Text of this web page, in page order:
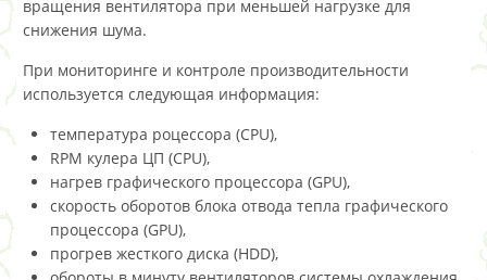
вращения вентилятора при меньшей нагрузке для
снижения шума.
При мониторинге и контроле производительности
используется следующая информация:
температура роцессора (CPU),
RPM кулера ЦП (CPU),
нагрев графического процессора (GPU),
скорость оборотов блока отвода тепла графического
процессора (GPU),
прогрев жесткого диска (HDD),